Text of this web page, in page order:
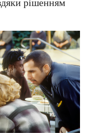
рішенням